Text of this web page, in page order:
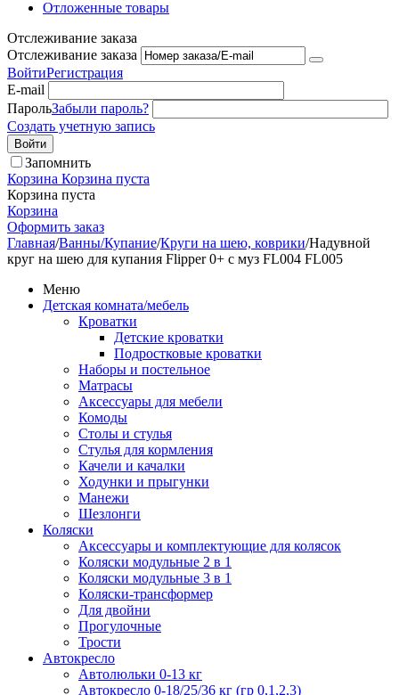
Отложенные товары
Отслеживание заказа
Отслеживание заказа
ВойтиРегистрация
E-mail
ПарольЗабыли пароль?
Создать учетную запись
Войти
Запомнить
Корзина Корзина пуста
Корзина пуста
Корзина
Оформить заказ
Главная/Ванны/Купание/Круги на шею, коврики/Надувной
круг на шею для купания Flipper 0+ с муз FL004 FL005
Меню
Детская комната/мебель
Кроватки
Детские кроватки
Подростковые кроватки
Наборы и постельное
Матрасы
Аксессуары для мебели
Комоды
Столы и стулья
Стулья для кормления
Качели и качалки
Ходунки и прыгунки
Манежи
Шезлонги
Коляски
Аксессуары и комплектующие для колясок
Коляски модульные 2 в 1
Коляски модульные 3 в 1
Коляски-трансформер
Для двойни
Прогулочные
Трости
Автокресло
Автолюльки 0-13 кг
Автокресло 0-18/25/36 кг (гр 0,1,2,3)